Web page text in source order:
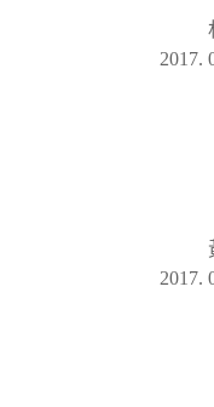
2017.
2017.